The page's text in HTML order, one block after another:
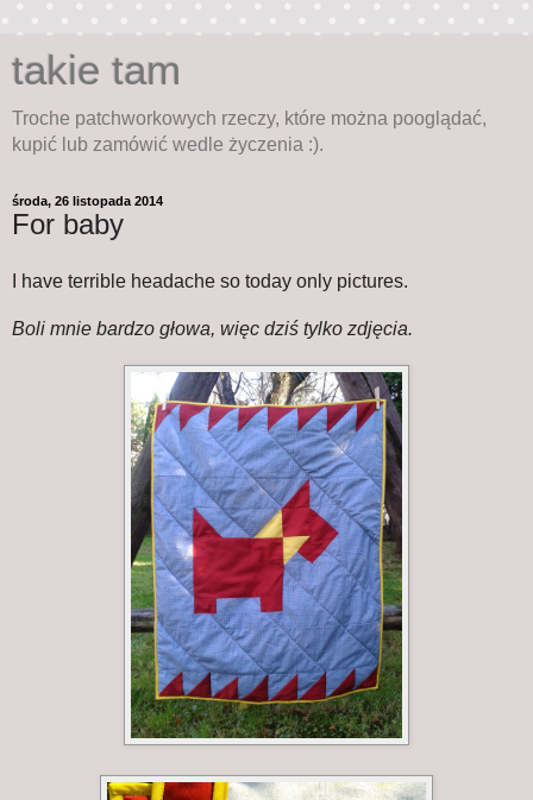
takie tam
Troche patchworkowych rzeczy, które można pooglądać,
kupić lub zamówić wedle życzenia :).
środa, 26 listopada 2014
For baby
I have terrible headache so today only pictures.
Boli mnie bardzo głowa, więc dziś tylko zdjęcia.